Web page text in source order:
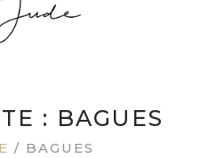
: BAGUES
/ BAGUES